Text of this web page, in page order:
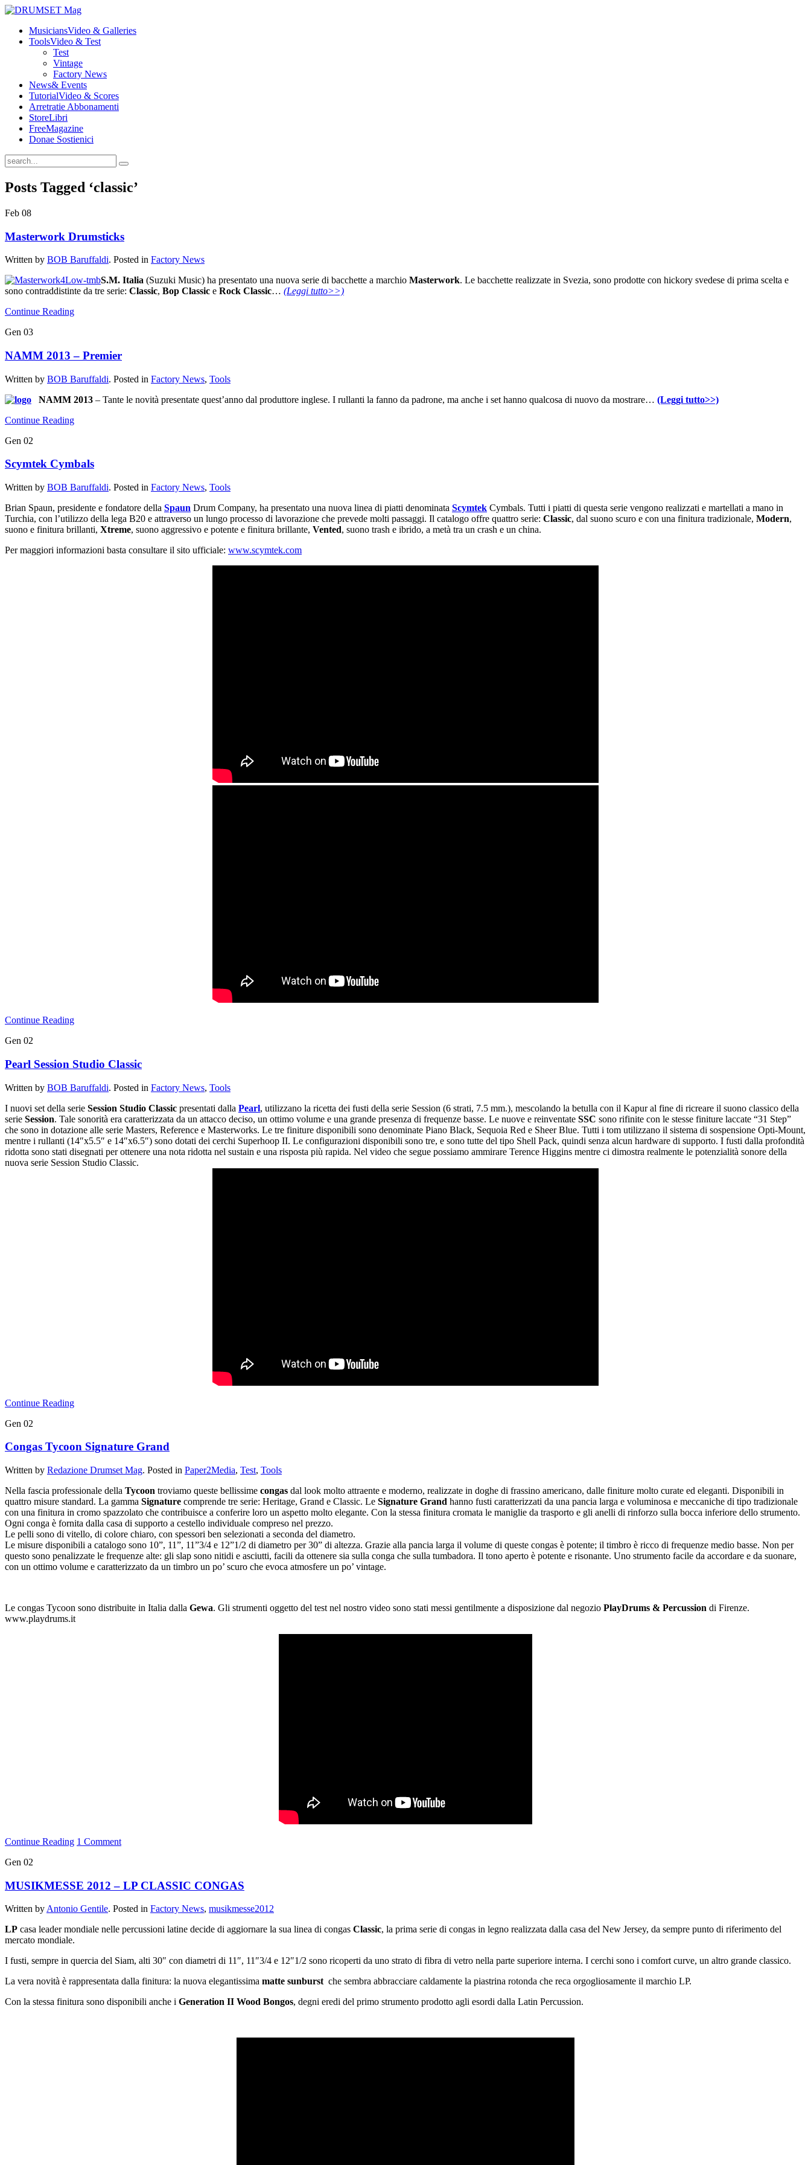
MusiciansVideo & Galleries
ToolsVideo & Test
Test
Vintage
Factory News
News& Events
TutorialVideo & Scores
Arretratie Abbonamenti
StoreLibri
FreeMagazine
Donae Sostienici
Posts Tagged ‘classic’
Feb 08
Masterwork Drumsticks
Written by BOB Baruffaldi. Posted in Factory News
S.M. Italia (Suzuki Music) ha presentato una nuova serie di bacchette a marchio Masterwork. Le bacchette realizzate in Svezia, sono prodotte con hickory svedese di prima scelta e
sono contraddistinte da tre serie: Classic, Bop Classic e Rock Classic… (Leggi tutto>>)
Continue Reading
Gen 03
NAMM 2013 – Premier
Written by BOB Baruffaldi. Posted in Factory News, Tools
NAMM 2013 – Tante le novità presentate quest’anno dal produttore inglese. I rullanti la fanno da padrone, ma anche i set hanno qualcosa di nuovo da mostrare… (Leggi tutto>>)
Continue Reading
Gen 02
Scymtek Cymbals
Written by BOB Baruffaldi. Posted in Factory News, Tools
Brian Spaun, presidente e fondatore della Spaun Drum Company, ha presentato una nuova linea di piatti denominata Scymtek Cymbals. Tutti i piatti di questa serie vengono realizzati e martellati a mano in
Turchia, con l’utilizzo della lega B20 e attraverso un lungo processo di lavorazione che prevede molti passaggi. Il catalogo offre quattro serie: Classic, dal suono scuro e con una finitura tradizionale, Modern,
suono e finitura brillanti, Xtreme, suono aggressivo e potente e finitura brillante, Vented, suono trash e ibrido, a metà tra un crash e un china.
Per maggiori informazioni basta consultare il sito ufficiale: www.scymtek.com
Continue Reading
Gen 02
Pearl Session Studio Classic
Written by BOB Baruffaldi. Posted in Factory News, Tools
I nuovi set della serie Session Studio Classic presentati dalla Pearl, utilizzano la ricetta dei fusti della serie Session (6 strati, 7.5 mm.), mescolando la betulla con il Kapur al fine di ricreare il suono classico della
serie Session. Tale sonorità era caratterizzata da un attacco deciso, un ottimo volume e una grande presenza di frequenze basse. Le nuove e reinventate SSC sono rifinite con le stesse finiture laccate “31 Step”
che sono in dotazione alle serie Masters, Reference e Masterworks. Le tre finiture disponibili sono denominate Piano Black, Sequoia Red e Sheer Blue. Tutti i tom utilizzano il sistema di sospensione Opti-Mount,
mentre i rullanti (14″x5.5″ e 14″x6.5″) sono dotati dei cerchi Superhoop II. Le configurazioni disponibili sono tre, e sono tutte del tipo Shell Pack, quindi senza alcun hardware di supporto. I fusti dalla profondità
ridotta sono stati disegnati per ottenere una nota ridotta nel sustain e una risposta più rapida. Nel video che segue possiamo ammirare Terence Higgins mentre ci dimostra realmente le potenzialità sonore della
nuova serie Session Studio Classic.
Continue Reading
Gen 02
Congas Tycoon Signature Grand
Written by Redazione Drumset Mag. Posted in Paper2Media, Test, Tools
Nella fascia professionale della Tycoon troviamo queste bellissime congas dal look molto attraente e moderno, realizzate in doghe di frassino americano, dalle finiture molto curate ed eleganti. Disponibili in
quattro misure standard. La gamma Signature comprende tre serie: Heritage, Grand e Classic. Le Signature Grand hanno fusti caratterizzati da una pancia larga e voluminosa e meccaniche di tipo tradizionale
con una finitura in cromo spazzolato che contribuisce a conferire loro un aspetto molto elegante. Con la stessa finitura cromata le maniglie da trasporto e gli anelli di rinforzo sulla bocca inferiore dello strumento.
Ogni conga è fornita dalla casa di supporto a cestello individuale compreso nel prezzo.
Le pelli sono di vitello, di colore chiaro, con spessori ben selezionati a seconda del diametro.
Le misure disponibili a catalogo sono 10”, 11”, 11”3/4 e 12”1/2 di diametro per 30” di altezza. Grazie alla pancia larga il volume di queste congas è potente; il timbro è ricco di frequenze medio basse. Non per
questo sono penalizzate le frequenze alte: gli slap sono nitidi e asciutti, facili da ottenere sia sulla conga che sulla tumbadora. Il tono aperto è potente e risonante. Uno strumento facile da accordare e da suonare,
con un ottimo volume e caratterizzato da un timbro un po’ scuro che evoca atmosfere un po’ vintage.
Le congas Tycoon sono distribuite in Italia dalla Gewa. Gli strumenti oggetto del test nel nostro video sono stati messi gentilmente a disposizione dal negozio PlayDrums & Percussion di Firenze.
www.playdrums.it
Continue Reading 1 Comment
Gen 02
MUSIKMESSE 2012 – LP CLASSIC CONGAS
Written byAntonio Gentile. Posted in Factory News, musikmesse2012
LP casa leader mondiale nelle percussioni latine decide di aggiornare la sua linea di congas Classic, la prima serie di congas in legno realizzata dalla casa del New Jersey, da sempre punto di riferimento del
mercato mondiale.
I fusti, sempre in quercia del Siam, alti 30″ con diametri di 11″, 11″3/4 e 12″1/2 sono ricoperti da uno strato di fibra di vetro nella parte superiore interna. I cerchi sono i comfort curve, un altro grande classico.
La vera novità è rappresentata dalla finitura: la nuova elegantissima matte sunburstche sembra abbracciare caldamente la piastrina rotonda che reca orgogliosamente il marchio LP.
Con la stessa finitura sono disponibili anche i Generation II Wood Bongos, degni eredi del primo strumento prodotto agli esordi dalla Latin Percussion.